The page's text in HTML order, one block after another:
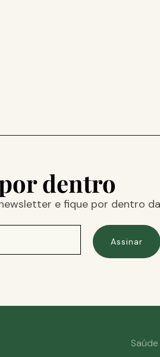
dentro
e fique por dentro
Assinar